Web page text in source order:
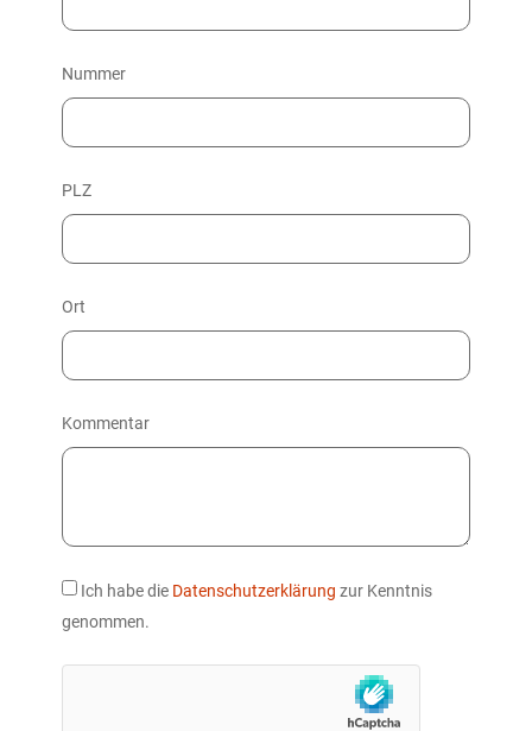
Nummer
PLZ
Ort
Kommentar
Ich habe die Datenschutzerklärung zur Kenntnis
genommen.